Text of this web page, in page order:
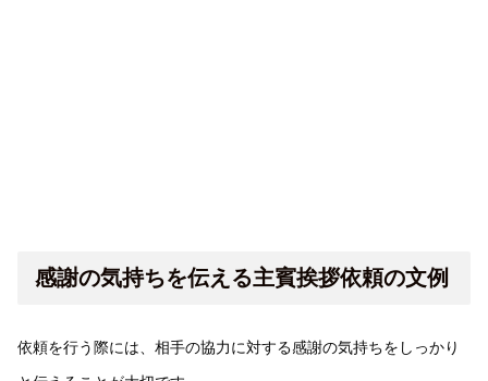
感謝の気持ちを伝える主賓挨拶依頼の文例
依頼を行う際には、相手の協力に対する感謝の気持ちをしっかり